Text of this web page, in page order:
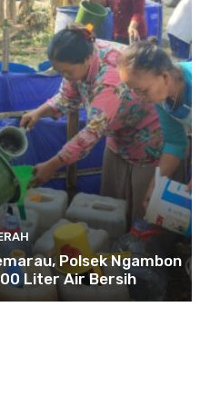
Polsek Ngambon
Liter Air Bersih